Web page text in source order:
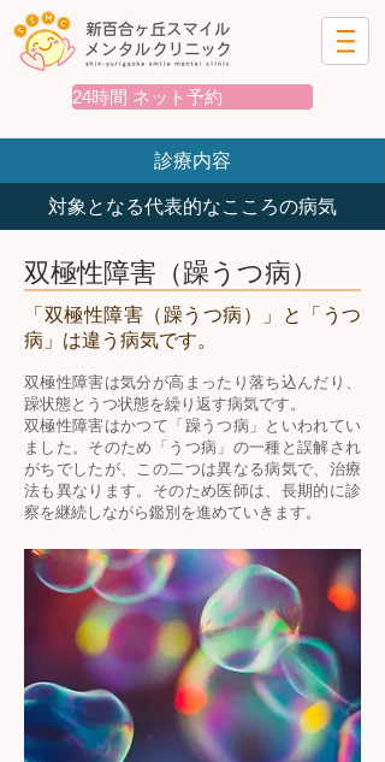
24時間 ネット予約
診療内容
対象となる代表的なこころの病気
双極性障害（躁うつ病）
「双極性障害（躁うつ病）」と「うつ
病」は違う病気です。
双極性障害は気分が高まったり落ち込んだり、
躁状態とうつ状態を繰り返す病気です。
双極性障害はかつて「躁うつ病」といわれてい
ました。そのため「うつ病」の一種と誤解され
がちでしたが、この二つは異なる病気で、治療
法も異なります。そのため医師は、長期的に診
察を継続しながら鑑別を進めていきます。